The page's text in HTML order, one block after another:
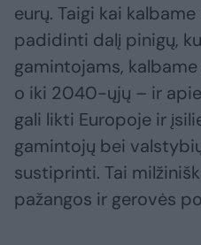
eurų. Taigi kai
padidinti dalį pinigų,
gamintojams,
o iki 2040-ųjų – ir
gali likti Europoje ir
gamintojų bei
sustiprinti. Tai
pažangos ir gerovės